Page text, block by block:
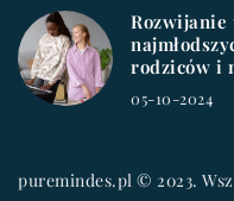
Rozwijanie
rodziców i
05-10-2024
puremindes.pl © 2023.